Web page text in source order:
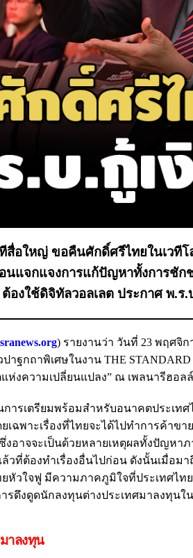
ทีสื่อใหญ่ ขอคืนศักดิ์ศรีไทยในเว
แจกแจงการแก้ปัญหาทั้งการชัก
องใช้ดิจิทัลวอลเลต ประกาศ พ.ร
) รายงานว่า วันที่ 23 พฤศจิ
าฐกถาพิเศษในงาน THE
ห่งความเปลี่ยนแปลง” ณ เพลนารีฮอ
การเตรียมพร้อมสำหรับอนาคตประเ
เฉพาะเรื่องที่ไทยจะได้ไปทำการค้า
งอาจจะเป็นด้วยหลายเหตุผลทั้งปัญห
วที่ต้องทำเรื่องอื่นไปก่อน ดังนั้นเมื่อม
หัวใจฟู มีความภาคภูมิใจที่ประเทศไ
รดึงดูดนักลงทุนต่างประเทศมาลงทุนใ
าลงทุน